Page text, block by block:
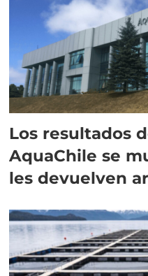
Los resultados
AquaChile se
les devuelven